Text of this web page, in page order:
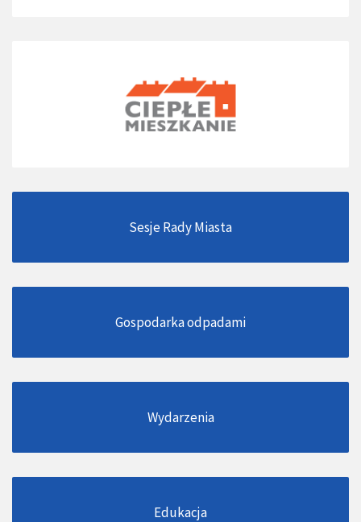
Sesje Rady Miasta
Gospodarka odpadami
Wydarzenia
Edukacja